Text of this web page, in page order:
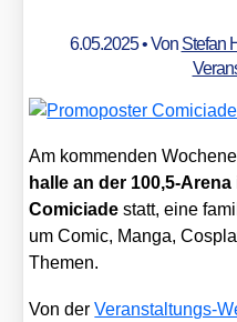
6.05.2025• Von Stefan
Am kom­men­den
hal­le an der
Comic­ia­de statt, eine
um Comic, Man­ga,
The­men.
Von derVer­an­stal­tungs-